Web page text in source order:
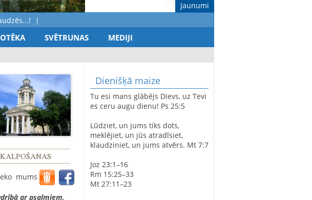
MŪŽĪBAS SVĒTDIENAS
DIEVKALPOJUMS
LATVIJAS SIMTGADEI
VELTĪTS
DIEVKALPOJUMS
SPĀRES BAZNĪCĀ
SPĀRES EVAŅĢĒLISKI
LUTERISKAJAI BAZNĪCAI
360
Jaunumi
SVĒTRUNAS MEDIJI
mums
ar psalmiem,
Dienišķā maize
Tu esi mans glābējs Dievs, uz Tevi
es ceru augu dienu! Ps 25:5
Lūdziet, un jums tiks dots,
meklējiet, un jūs atradīsiet,
klaudziniet, un jums atvērs. Mt 7:7
Joz 23:1–16
Rm 15:25–33
Mt 27:11–23